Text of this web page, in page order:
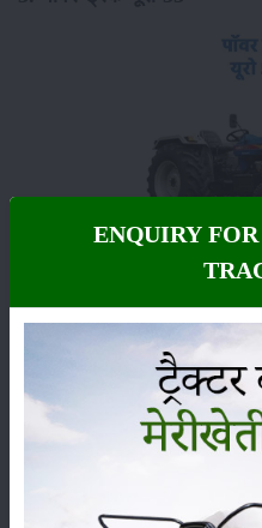
ट्रैक्टर में 2682 सीसी की शक्तिशाली
का माइलेज हर क्षेत्र में किफायती है, और
यह एक 2 व्हील ड्राइव - पॉवरट्रैक 55
पॉवरट्रैक यूरो 55 4व्हील ड्राइव में
28/16.9 x 28 रियर टायर लगे हैं।
इसकी कुल लंबाई 3600 मिमी और
ENQUIRY